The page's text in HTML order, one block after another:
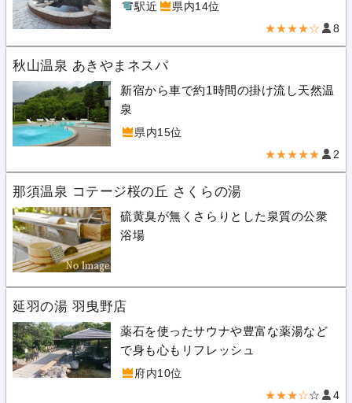
駅近 県内14位
★★★★☆ 8
秋山温泉 あきやまネスパ
新宿から車で約1時間の掛け流し天然温
泉
県内15位
★★★★★ 2
那須温泉 コテージ桜の丘 さくらの湯
硫黄臭が無くさらりとした泉質の公衆
浴場
延羽の湯 羽曳野店
薬石を使ったサウナや豊富な薬湯など
で身も心もリフレッシュ
府内10位
★★★☆☆ 4